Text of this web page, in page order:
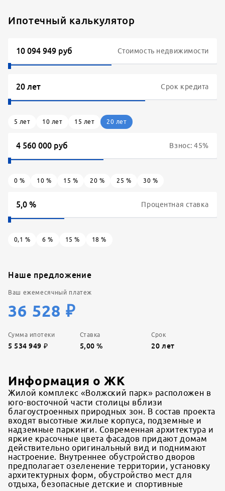
Ипотечный калькулятор
Стоимость недвижимости
Взнос:45%
0 % 10 % 15 % 20 % 25 % 30 %
Срок кредита
5 лет 10 лет 15 лет 20 лет
Процентная ставка
0,1 % 6 % 15 % 18 %
Наше предложение
Ваш ежемесячный платеж
36 528 ₽
Сумма ипотеки
5 534 949 ₽
Ставка
5,00 %
Срок
20 лет
Информация о ЖК
Жилой комплекс «Волжский парк» расположен в
юго-восточной части столицы вблизи
благоустроенных природных зон. В состав проекта
входят высотные жилые корпуса, подземные и
надземные паркинги. Современная архитектура и
яркие красочные цвета фасадов придают домам
действительно оригинальный вид и поднимают
настроение. Внутреннее обустройство дворов
предполагает озеленение территории, установку
архитектурных форм, обустройство мест для
отдыха, безопасные детские и спортивные